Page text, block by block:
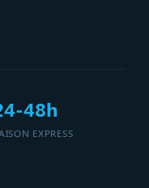
48h
EXPRESS